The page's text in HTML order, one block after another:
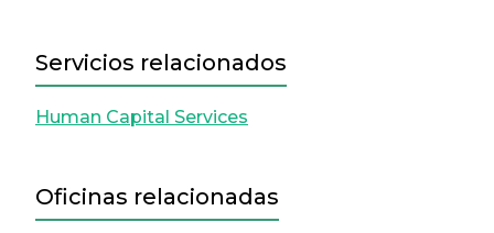
Servicios relacionados
Human Capital Services
Oficinas relacionadas